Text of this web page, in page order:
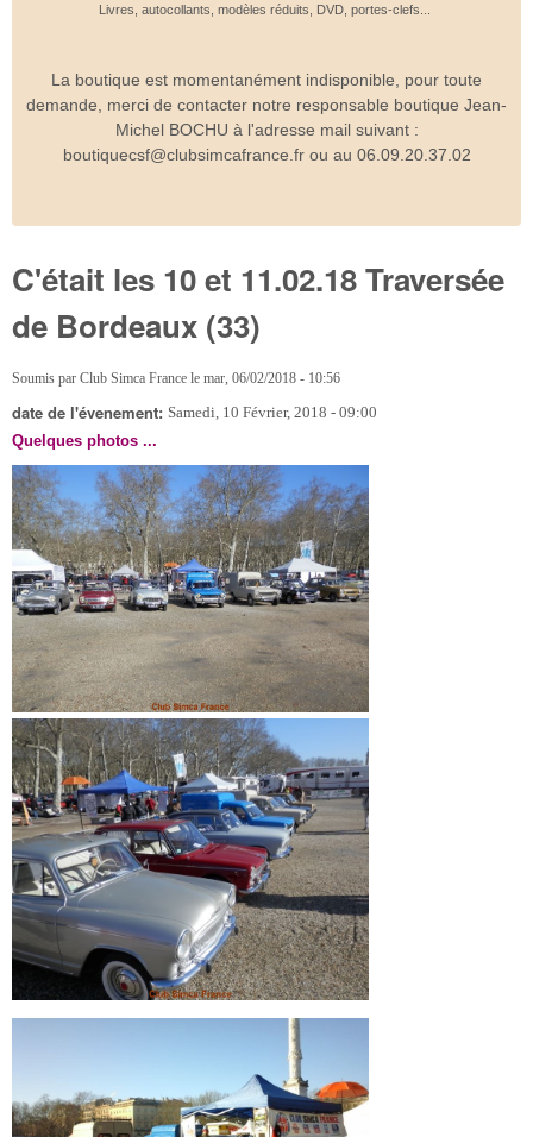
Livres, autocollants, modèles réduits, DVD, portes-clefs...
La boutique est momentanément indisponible, pour toute
demande, merci de contacter notre responsable boutique Jean-
Michel BOCHU à l'adresse mail suivant :
boutiquecsf@clubsimcafrance.fr ou au 06.09.20.37.02
C'était les 10 et 11.02.18 Traversée
de Bordeaux (33)
Soumis par Club Simca France le mar, 06/02/2018 - 10:56
date de l'évenement: Samedi, 10 Février, 2018 - 09:00
Quelques photos ...